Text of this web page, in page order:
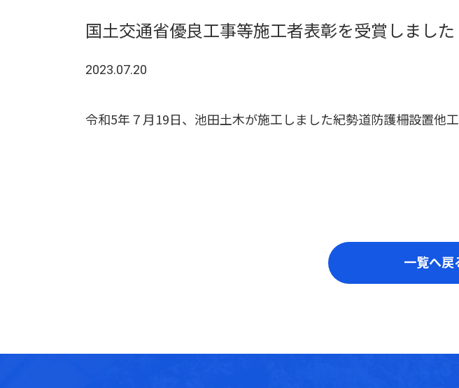
国土交通省優良工事等施工者表彰を受賞しました
2023.07.20
令和5年７月19日、池田土木が施工しました紀勢道防護柵設置他
一覧へ戻